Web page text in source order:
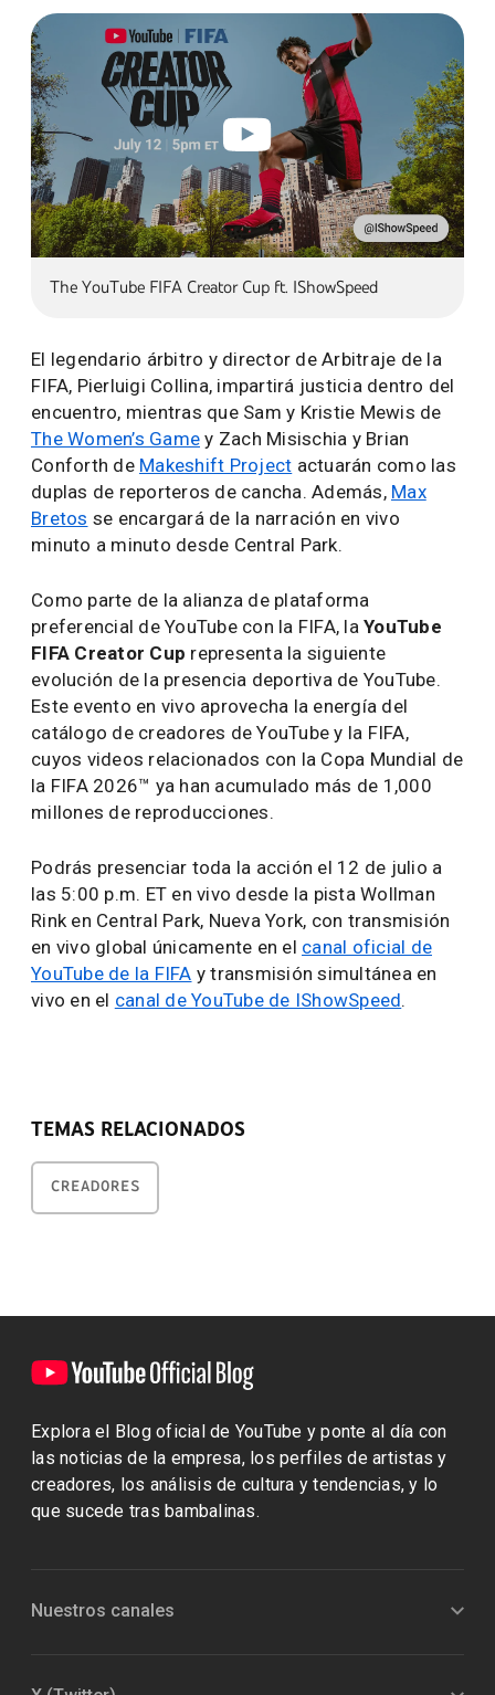
The YouTube FIFA Creator Cup ft. IShowSpeed
El legendario árbitro y director de Arbitraje de la
FIFA, Pierluigi Collina, impartirá justicia dentro del
encuentro, mientras que Sam y Kristie Mewis de
The Women’s Game y Zach Misischia y Brian
Conforth de Makeshift Project actuarán como las
duplas de reporteros de cancha. Además, Max
Bretos se encargará de la narración en vivo
minuto a minuto desde Central Park.
Como parte de la alianza de plataforma
preferencial de YouTube con la FIFA, la YouTube
FIFA Creator Cup representa la siguiente
evolución de la presencia deportiva de YouTube.
Este evento en vivo aprovecha la energía del
catálogo de creadores de YouTube y la FIFA,
cuyos videos relacionados con la Copa Mundial de
la FIFA 2026™ ya han acumulado más de 1,000
millones de reproducciones.
Podrás presenciar toda la acción el 12 de julio a
las 5:00 p.m. ET en vivo desde la pista Wollman
Rink en Central Park, Nueva York, con transmisión
en vivo global únicamente en el canal oficial de
YouTube de la FIFA y transmisión simultánea en
vivo en el canal de YouTube de IShowSpeed.
TEMAS RELACIONADOS
CREADORES
Explora el Blog oficial de YouTube y ponte al día con
las noticias de la empresa, los perfiles de artistas y
creadores, los análisis de cultura y tendencias, y lo
que sucede tras bambalinas.
Nuestros canales